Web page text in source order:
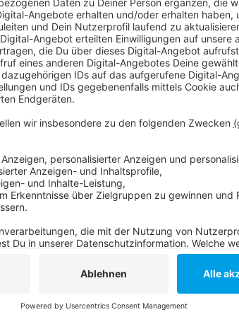
Gerade in Gebieten mit angespanntem
bezahlbarer Wohnungen günstiges Bauland. In
aktuell durchschnittlich rund 1.363 Euro
noch höher, Tendenz steigend. Das geht aus
Demnach seien die Preise für Bauland in
gestiegen. Von den zehn teuersten Städten
Weitere Infos:
So haben sich die Baulandpreise in Deutschland